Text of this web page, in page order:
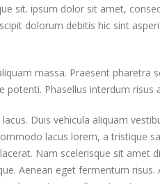
sit. ipsum dolor sit amet,
dolorum debitis hic sint
massa. Praesent pharetra
potenti. Phasellus interdum
Duis vehicula aliquam
lacus lorem, a tristique
Nam scelerisque sit amet
Aenean eget fermentum